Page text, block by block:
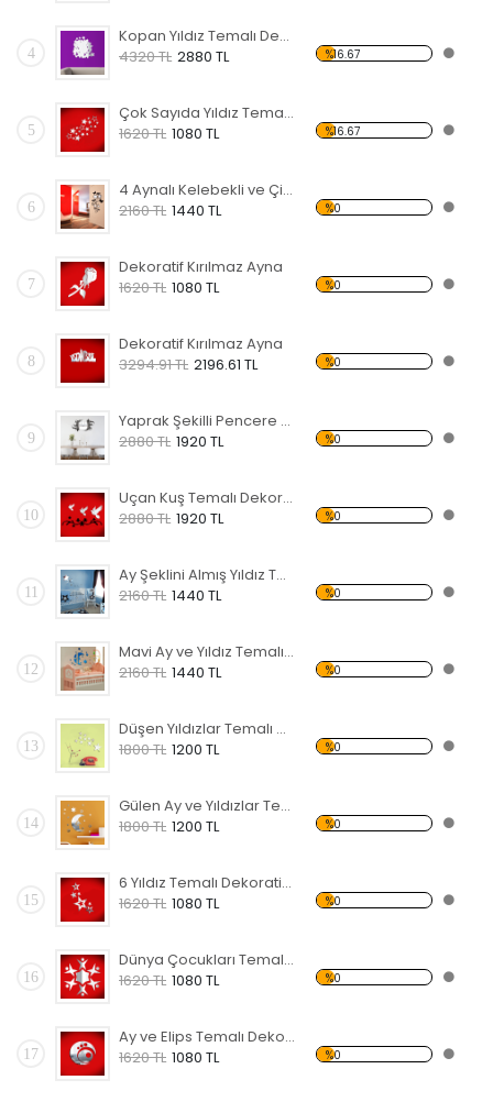
4
Kopan Yıldız Temalı Dekoratif Kırılmaz Ayna
4320 TL 2880 TL %16.67
5
Çok Sayıda Yıldız Temalı Dekoratif Kırılmaz Ayna
1620 TL 1080 TL %16.67
6
4 Aynalı Kelebekli ve Çiçekli Dekoratif Kırılmaz Ayna
2160 TL 1440 TL %0
7
Dekoratif Kırılmaz Ayna
1620 TL 1080 TL %0
8
Dekoratif Kırılmaz Ayna
3294.91 TL 2196.61 TL %0
9
Yaprak Şekilli Pencere Temalı Dekoratif Kırılmaz Ayna
2880 TL 1920 TL %0
10
Uçan Kuş Temalı Dekoratif Kırılmaz Ayna
2880 TL 1920 TL %0
11
Ay Şeklini Almış Yıldız Temalı Dekoratif Kırılmaz Ayna
2160 TL 1440 TL %0
12
Mavi Ay ve Yıldız Temalı Dekoratif Kırılmaz Ayna
2160 TL 1440 TL %0
13
Düşen Yıldızlar Temalı Dekoratif Kırılmaz Ayna
1800 TL 1200 TL %0
14
Gülen Ay ve Yıldızlar Temalı Dekoratif Kırılmaz Ayna
1800 TL 1200 TL %0
15
6 Yıldız Temalı Dekoratif Kırılmaz Ayna
1620 TL 1080 TL %0
16
Dünya Çocukları Temalı Dekoratif Kırılmaz Ayna
1620 TL 1080 TL %0
17
Ay ve Elips Temalı Dekoratif Kırılmaz Ayna
1620 TL 1080 TL %0